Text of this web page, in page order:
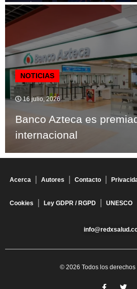
NOTICIAS
16 julio, 2026
Banco Azteca es
internacional
Acerca Autores Contacto
Cookies Ley GDPR / RGPD UNESCO
© 2026 Todos los derechos